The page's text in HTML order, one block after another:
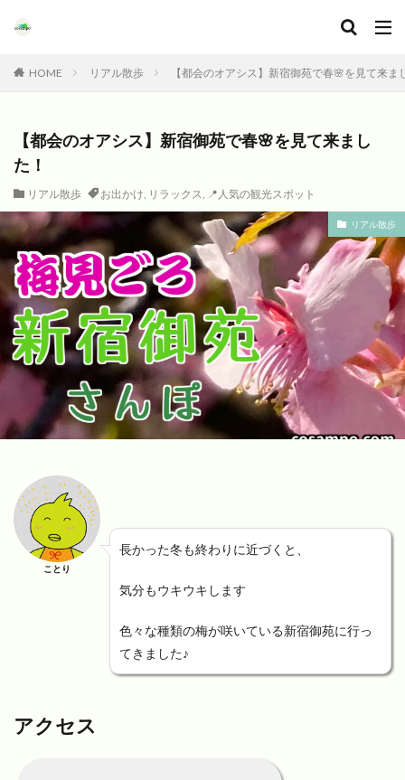
HOME リアル散歩 【都会のオアシス】新宿御苑で春🌸を見て来ま
【都会のオアシス】新宿御苑で春🌸を見て来まし
た！
リアル散歩 お出かけ, リラックス, 📍人気の観光スポット
リアル散歩
ことり
長かった冬も終わりに近づくと、
気分もウキウキします
色々な種類の梅が咲いている新宿御苑に行っ
てきました♪
アクセス